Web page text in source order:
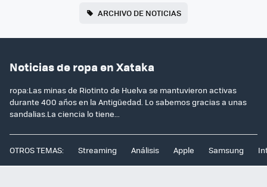
ARCHIVO DE NOTICIAS
Noticias de ropa en Xataka
ropa:Las minas de Riotinto de Huelva se mantuvieron activas
durante 400 años en la Antigüedad. Lo sabemos gracias a unas
sandalias.La ciencia lo tiene...
OTROS TEMAS: Streaming Análisis Apple Samsung